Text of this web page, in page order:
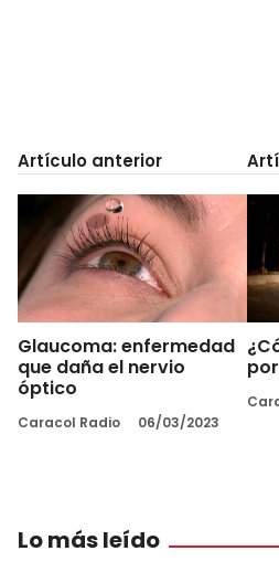
Artículo anterior
Glaucoma: enfermedad
que daña el nervio
óptico
Caracol Radio 06/03/2023
Lo más leído